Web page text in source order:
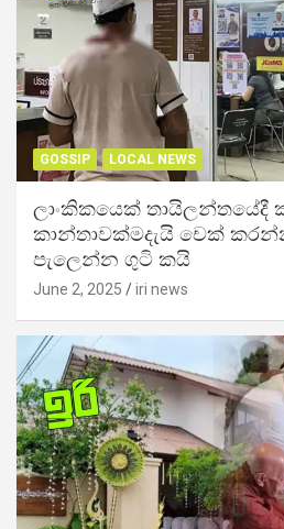
GOSSIP LOCAL NEWS
ලාංකිකයෙක්
කාන්තාවක්මදැයි චෙක්
පැලෙන්න ගුටි කයි
June 2, 2025 iri news